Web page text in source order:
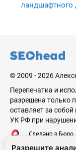
ландшафтного
© 2009 - 2026
Перепечатка и
разрешена только
оставляет за
УК РФ при
Сделано в Бюро
Разрешите